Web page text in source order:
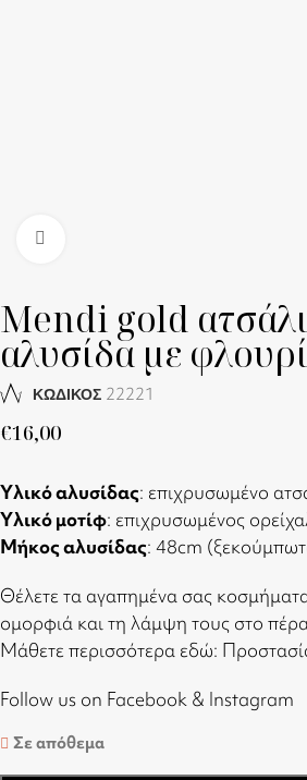
Mendi gold
αλυσίδα με φλουρί
ΚΩΔΙΚΟΣ 22221
€16,00
Υλικό αλυσίδας: επιχρυσωμένο
Υλικό μοτίφ: επιχρυσωμένος
Μήκος αλυσίδας: 48cm
Θέλετε τα αγαπημένα σας
ομορφιά και τη λάμψη τους στο
Μάθετε περισσότερα εδώ:
Follow us on Facebook & Instagram
Σε απόθεμα